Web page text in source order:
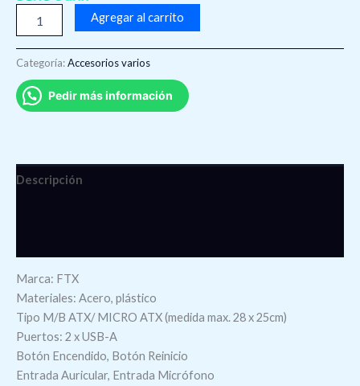
Agregar al carrito
Categoría:Accesorios varios
Pedir más información
Descripción
Marca: FTX
Materiales: Acero, plástico
Tipo M/B ATX/ MICRO ATX (medida max. 28 x 25cm)
Puertos: 2 x USB-A
Botón Encendido, Botón Reinicio
Entrada Auricular, Entrada Micrófono